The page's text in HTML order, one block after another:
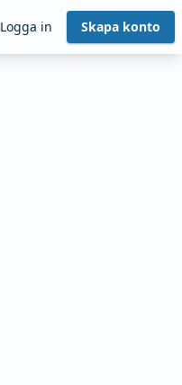
Logga in Skapa konto